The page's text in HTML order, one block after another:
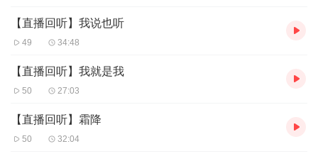
【直播回听】我说也听
49 34:48
【直播回听】我就是我
50 27:03
【直播回听】霜降
50 32:04